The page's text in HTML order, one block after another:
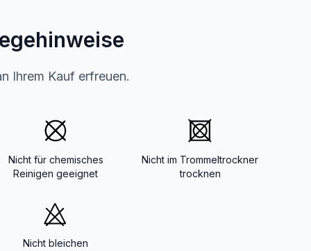
Ihrem Kauf erfreuen.
Nicht für chemisches
Reinigen geeignet
Nicht im Trommeltrockner
trocknen
Nicht bleichen